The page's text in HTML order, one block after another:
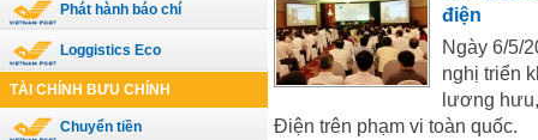
Phát hành báo chí
Loggistics Eco
TÀI CHÍNH BƯU CHÍNH
Chuyển tiền
điện
Ngày 6/5/
nghị triển
lương
Điện trên phạm vi toàn quốc.